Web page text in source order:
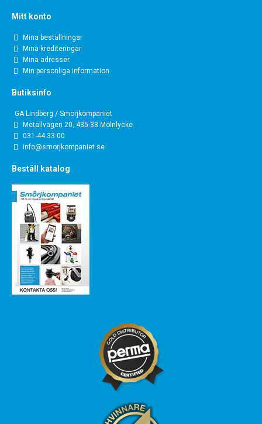
Mitt konto
Mina beställningar
Mina krediteringar
Mina adresser
Min personliga information
Butiksinfo
GA Lindberg / Smörjkompaniet
Metallvägen 20, 435 33 Mölnlycke
031-44 33 00
info@smorjkompaniet.se
Beställ katalog